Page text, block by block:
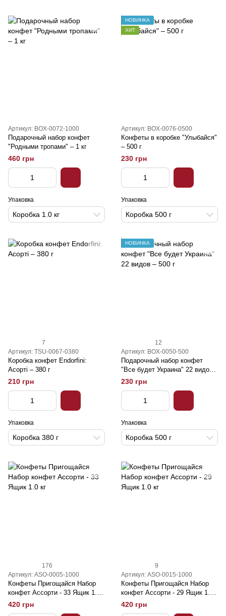
Артикул: BOX-0072-1000
Подарочный набор конфет
"Родными тропами" – 1 кг
460 грн
Упаковка
Коробка 1.0 кг
НОВИНКА
ХИТ
Артикул: BOX-0076-0500
Конфеты в коробке "Улыбайся"
– 500 г
230 грн
Упаковка
Коробка 500 г
7
Артикул: TSU-0067-0380
Коробка конфет Endorfini:
Асорті – 380 г
210 грн
Упаковка
Коробка 380 г
НОВИНКА
12
Артикул: BOX-0050-500
Подарочный набор конфет
"Все будет Украина" 22 видов
– 500 г
230 грн
Упаковка
Коробка 500 г
176
Артикул: ASO-0005-1000
Конфеты Пригощайся Набор
конфет Ассорти - 33 Ящик 1.0
кг
420 грн
9
Артикул: ASO-0015-1000
Конфеты Пригощайся Набор
конфет Ассорти - 29 Ящик 1.0
кг
420 грн